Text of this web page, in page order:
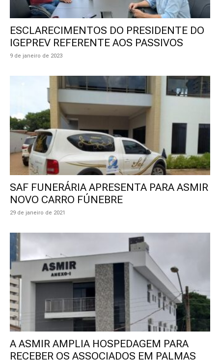
ESCLARECIMENTOS DO PRESIDENTE DO
IGEPREV REFERENTE AOS PASSIVOS
9 de janeiro de 2023
SAF FUNERÁRIA APRESENTA PARA ASMIR
NOVO CARRO FÚNEBRE
29 de janeiro de 2021
A ASMIR AMPLIA HOSPEDAGEM PARA
RECEBER OS ASSOCIADOS EM PALMAS